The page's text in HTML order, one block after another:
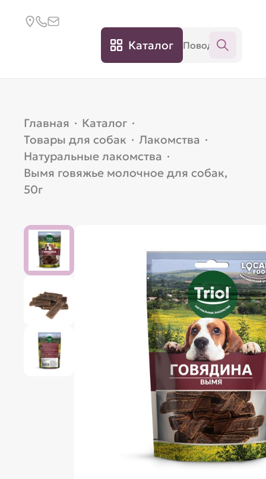
Каталог
Главная · Каталог ·
Товары для собак · Лакомства ·
Натуральные лакомства ·
Вымя говяжье молочное для собак,
50г